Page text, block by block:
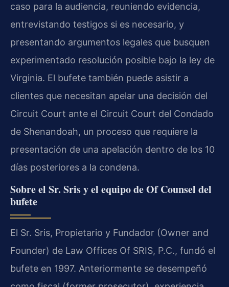
caso para la audiencia, reuniendo evidencia,
entrevistando testigos si es necesario, y
presentando argumentos legales que busquen
experimentado resolución posible bajo la ley de
Virginia. El bufete también puede asistir a
clientes que necesitan apelar una decisión del
Circuit Court ante el Circuit Court del Condado
de Shenandoah, un proceso que requiere la
presentación de una apelación dentro de los 10
días posteriores a la condena.
Sobre el Sr. Sris y el equipo de Of Counsel del
bufete
El Sr. Sris, Propietario y Fundador (Owner and
Founder) de Law Offices Of SRIS, P.C., fundó el
bufete en 1997. Anteriormente se desempeñó